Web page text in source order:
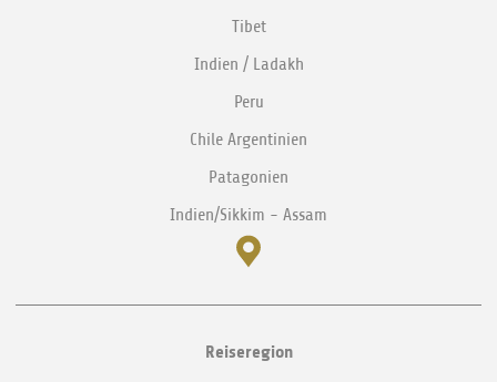
Tibet
Indien / Ladakh
Peru
Chile Argentinien
Patagonien
Indien/Sikkim - Assam
Reiseregion